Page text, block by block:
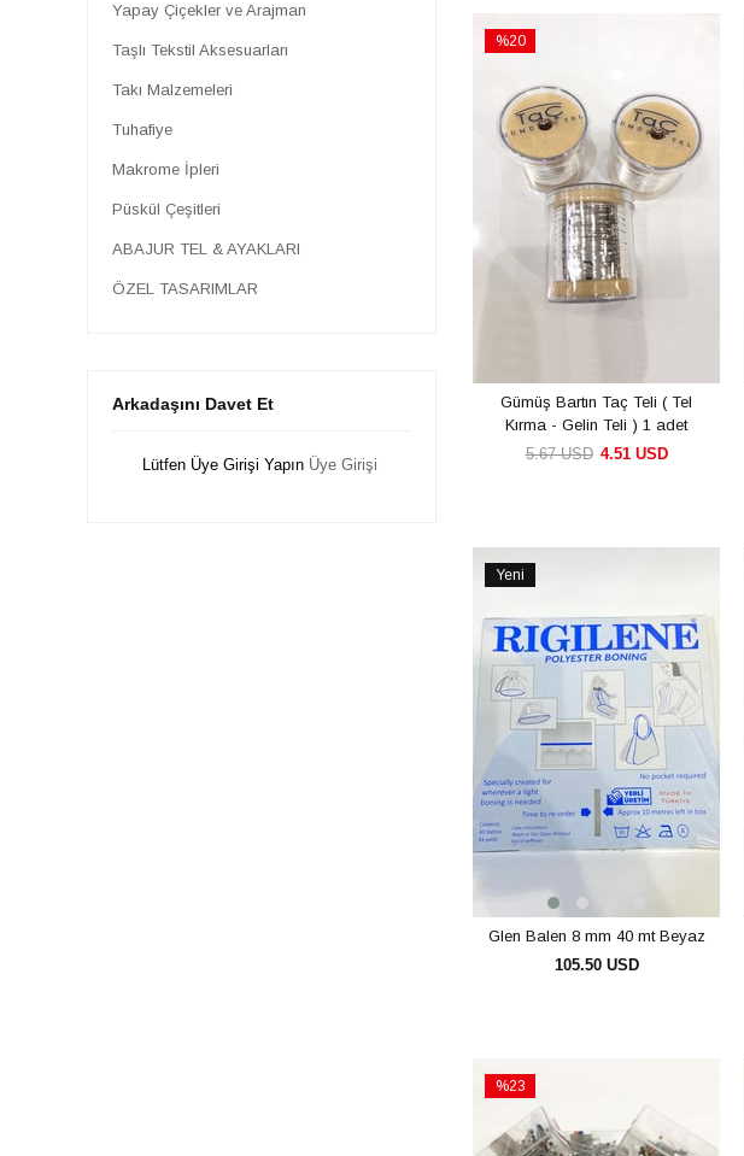
Taşlı Tekstil Aksesuarları
Takı Malzemeleri
Makrome İpleri
Püskül Çeşitleri
ABAJUR TEL & AYAKLARI
ÖZEL TASARIMLAR
Yapay Çiçekler ve Arajman
Taşlı Tekstil Aksesuarları
Takı Malzemeleri
Tuhafiye
Makrome İpleri
Püskül Çeşitleri
ABAJUR TEL & AYAKLARI
ÖZEL TASARIMLAR
Arkadaşını Davet Et
Lütfen Üye Girişi Yapın Üye Girişi
%20
%20İndirim
Gümüş Bartın Taç Teli ( Tel
Kırma - Gelin Teli ) 1 adet
4.51 USD
5.67 USD
Yeni
Glen Balen 8 mm 40 mt Beyaz
105.50 USD
%23
İndirim
%23İndirim